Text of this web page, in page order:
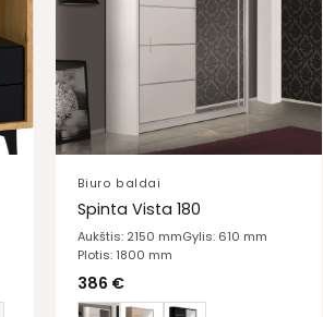
Biuro baldai
Spinta Vista 180
Aukštis: 2150 mmGylis: 610 mm
Plotis: 1800 mm
386 €